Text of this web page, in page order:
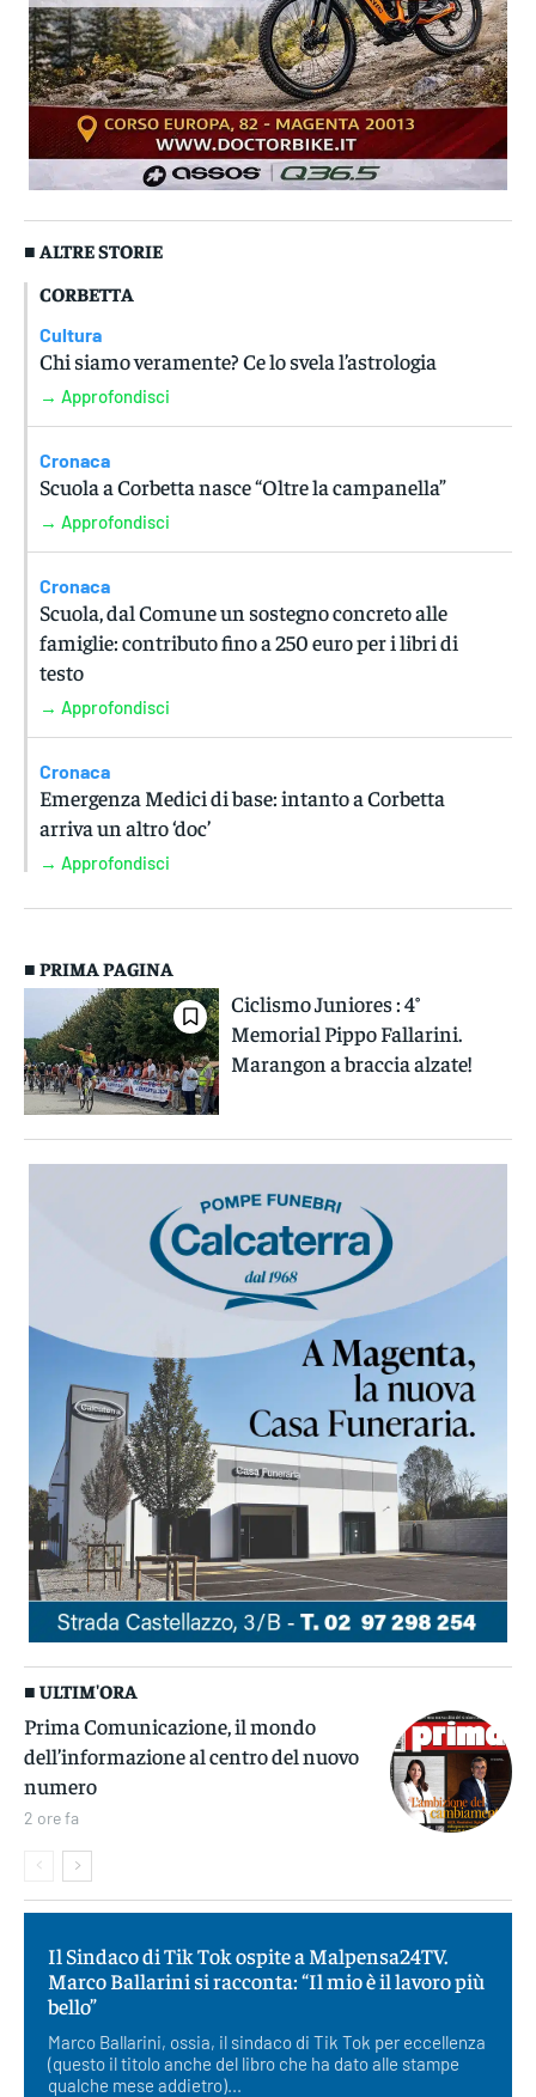
■ ALTRE STORIE
CORBETTA
Cultura
Chi siamo veramente? Ce lo svela l’astrologia
→ Approfondisci
Cronaca
Scuola a Corbetta nasce “Oltre la campanella”
→ Approfondisci
Cronaca
Scuola, dal Comune un sostegno concreto alle
famiglie: contributo fino a 250 euro per i libri di
testo
→ Approfondisci
Cronaca
Emergenza Medici di base: intanto a Corbetta
arriva un altro ‘doc’
→ Approfondisci
■ PRIMA PAGINA
Ciclismo Juniores : 4°
Memorial Pippo Fallarini.
Marangon a braccia alzate!
■ ULTIM'ORA
Prima Comunicazione, il mondo
dell’informazione al centro del nuovo
numero
2 ore fa
Il Sindaco di Tik Tok ospite a Malpensa24TV.
Marco Ballarini si racconta: “Il mio è il lavoro più
bello”
Marco Ballarini, ossia, il sindaco di Tik Tok per eccellenza
(questo il titolo anche del libro che ha dato alle stampe
qualche mese addietro)...